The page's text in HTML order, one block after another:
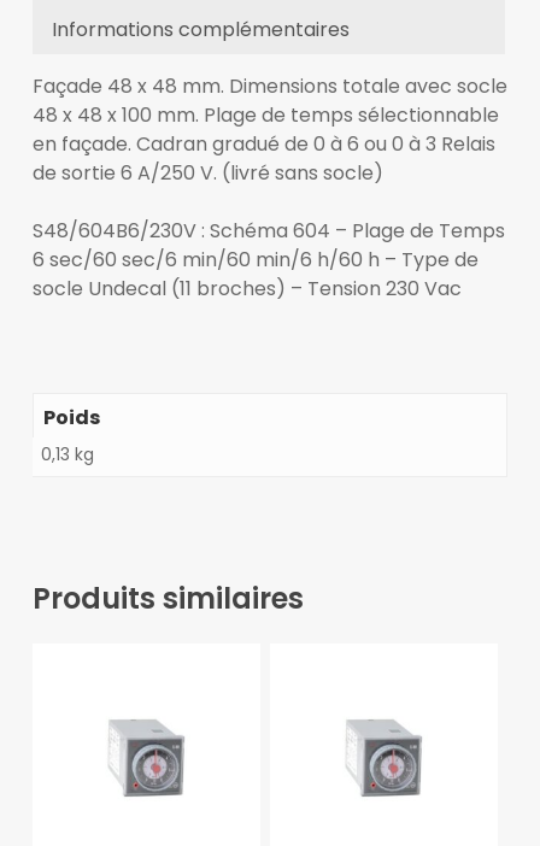
Informations complémentaires
Façade 48 x 48 mm. Dimensions totale avec socle
48 x 48 x 100 mm. Plage de temps sélectionnable
en façade. Cadran gradué de 0 à 6 ou 0 à 3 Relais
de sortie 6 A/250 V. (livré sans socle)
S48/604B6/230V : Schéma 604 – Plage de Temps
6 sec/60 sec/6 min/60 min/6 h/60 h – Type de
socle Undecal (11 broches) – Tension 230 Vac
Poids
0,13 kg
Produits similaires